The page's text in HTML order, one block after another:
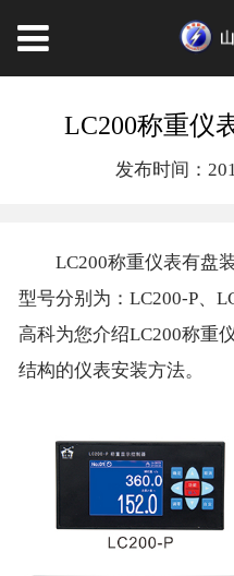
LC200称重仪
发布时间：
LC200称重仪表有盘装
型号分别为：LC200-P、
高科为您介绍LC200称重
结构的仪表安装方法。